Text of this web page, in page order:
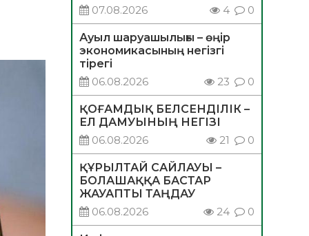
07.08.2026
4 0
Ауыл шаруашылығы – өңір
экономикасының негізгі
тірегі
06.08.2026
23 0
ҚОҒАМДЫҚ БЕЛСЕНДІЛІК –
ЕЛ ДАМУЫНЫҢ НЕГІЗІ
06.08.2026
21 0
ҚҰРЫЛТАЙ САЙЛАУЫ –
БОЛАШАҚҚА БАСТАР
ЖАУАПТЫ ТАҢДАУ
06.08.2026
24 0